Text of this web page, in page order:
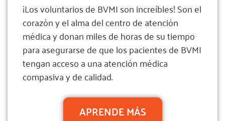
¡Los voluntarios de BVMI son increíbles! Son el
corazón y el alma del centro de atención
médica y donan miles de horas de su tiempo
para asegurarse de que los pacientes de BVMI
tengan acceso a una atención médica
compasiva y de calidad.
APRENDE MÁS